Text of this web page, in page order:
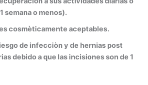
semana o menos).
cosmèticamente aceptables.
de infecciòn y de hernias post
debido a que las incisiones son de 1